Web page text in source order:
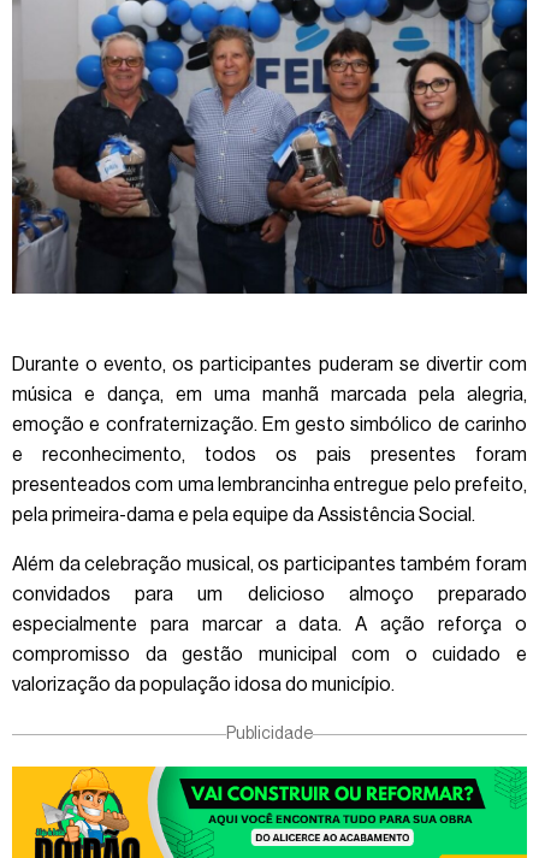
Durante o evento, os participantes puderam se divertir com
música e dança, em uma manhã marcada pela alegria,
emoção e confraternização. Em gesto simbólico de carinho
e reconhecimento, todos os pais presentes foram
presenteados com uma lembrancinha entregue pelo prefeito,
pela primeira-dama e pela equipe da Assistência Social.
Além da celebração musical, os participantes também foram
convidados para um delicioso almoço preparado
especialmente para marcar a data. A ação reforça o
compromisso da gestão municipal com o cuidado e
valorização da população idosa do município.
Publicidade